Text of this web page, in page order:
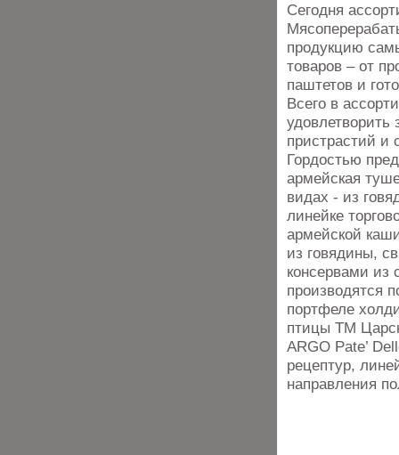
Сегодня
продукцию
товаров – от
паштетов и
Всего в
удовлетворить
пристрастий и
Гордостью
армейская
видах - из
линейке
армейской
из говядины,
консервами из
производятся
портфеле
птицы ТМ
ARGO Pate’
рецептур,
направления